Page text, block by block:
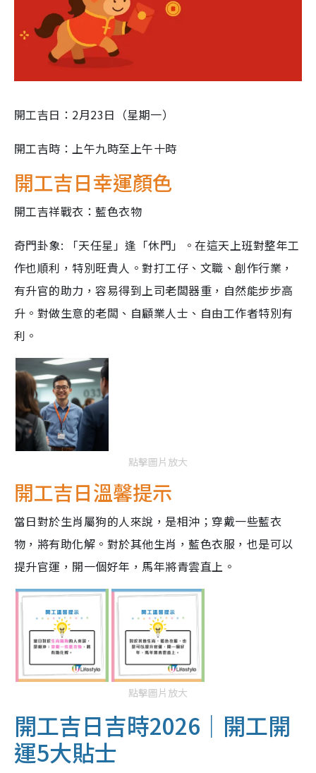
開工吉日：2月23日（星期一）
開工吉時：上午九時至上午十時
開工吉日幸運顏色
開工吉祥戰衣：藍色衣物
奇門卦象: 「天任星」逢「休門」。在這天上班對整年工
作也順利，特別旺貴人。對打工仔、文職、創作行業，
有升官的助力，容易得到上司老闆器重，自然能步步高
升。對做生意的老闆、自顧業人士、自由工作者特別有
利。
點擊圖片放大
開工吉日溫馨提示
當日對於生肖屬狗的人來說，是相沖；穿戴一些藍衣
物，將有助化解。對於其他生肖，藍色衣服，也是可以
提升官運，開一個好年，馬年將青雲直上。
點擊圖片放大
開工吉日吉時2026｜開工開
運5大貼士